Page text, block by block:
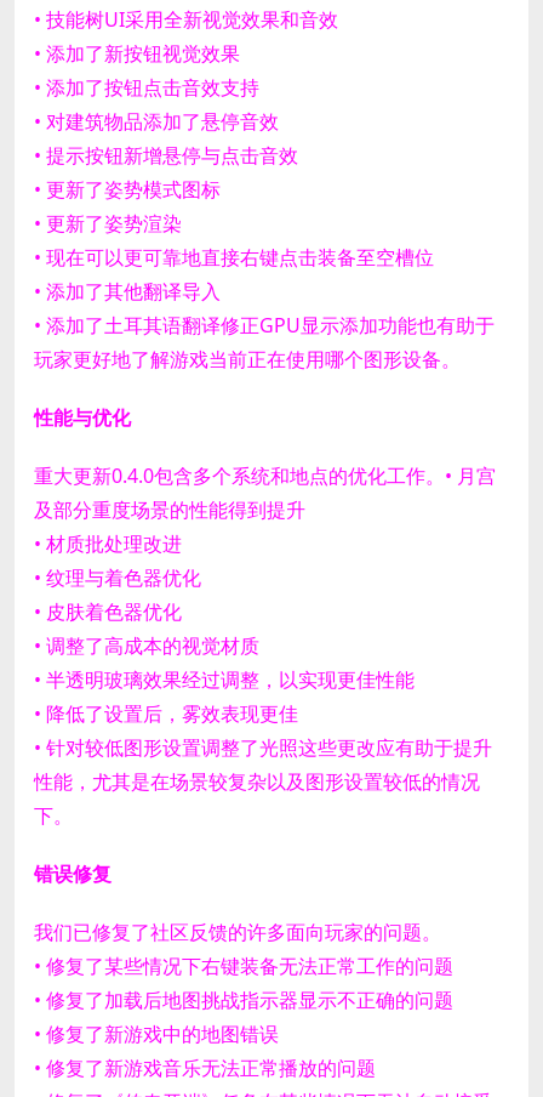
• 技能树UI采用全新视觉效果和音效
• 添加了新按钮视觉效果
• 添加了按钮点击音效支持
• 对建筑物品添加了悬停音效
• 提示按钮新增悬停与点击音效
• 更新了姿势模式图标
• 更新了姿势渲染
• 现在可以更可靠地直接右键点击装备至空槽位
• 添加了其他翻译导入
• 添加了土耳其语翻译修正GPU显示添加功能也有助于
玩家更好地了解游戏当前正在使用哪个图形设备。
性能与优化
重大更新0.4.0包含多个系统和地点的优化工作。 • 月宫
及部分重度场景的性能得到提升
• 材质批处理改进
• 纹理与着色器优化
• 皮肤着色器优化
• 调整了高成本的视觉材质
• 半透明玻璃效果经过调整，以实现更佳性能
• 降低了设置后，雾效表现更佳
• 针对较低图形设置调整了光照这些更改应有助于提升
性能，尤其是在场景较复杂以及图形设置较低的情况
下。
错误修复
我们已修复了社区反馈的许多面向玩家的问题。
• 修复了某些情况下右键装备无法正常工作的问题
• 修复了加载后地图挑战指示器显示不正确的问题
• 修复了新游戏中的地图错误
• 修复了新游戏音乐无法正常播放的问题